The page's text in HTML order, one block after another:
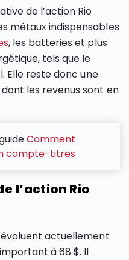
de l’action Rio
métaux indispensables
, les batteries et plus
tels que le
Elle reste donc une
les revenus sont en
Comment
compte-titres
l’action Rio
évoluent actuellement
à 68 $. Il